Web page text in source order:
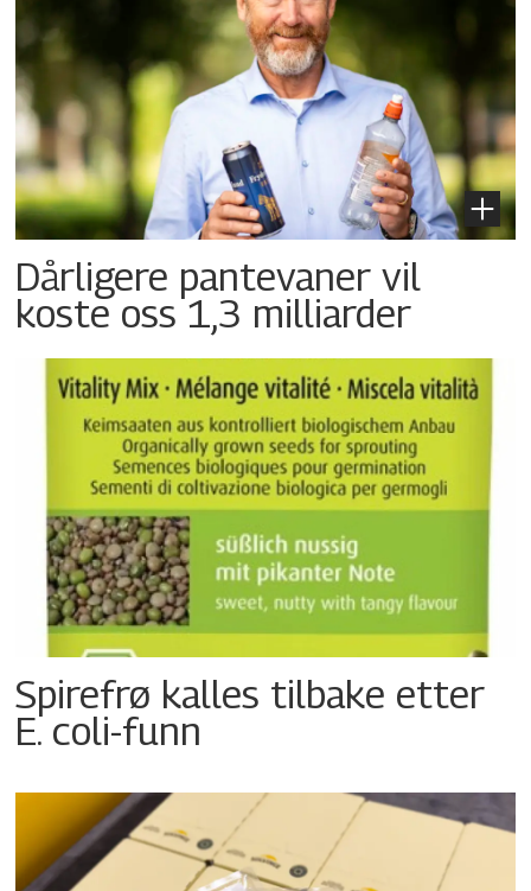
Dårligere pantevaner vil
koste oss 1,3 milliarder
Spirefrø kalles tilbake etter
E. coli-funn